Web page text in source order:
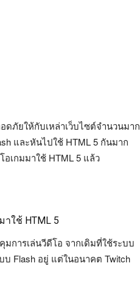
ดภัยให้กับเหล่าเว็บไซต์จำนวนมาก
และหันไปใช้ HTML 5 กันมาก
เกมมาใช้ HTML 5 แล้ว
าใช้ HTML 5
การเล่นวีดีโอ จากเดิมที่ใช้ระบบ
บ Flash อยู่ แต่ในอนาคต Twitch